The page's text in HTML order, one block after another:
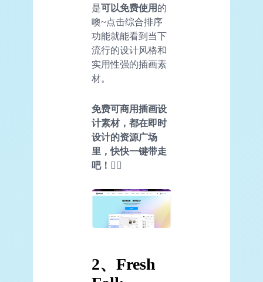
是可以免费使用 的
噢~点击综合排序
功能就能看到当下
流行的设计风格和
实用性强的插画素
材。
免费可商用插画设
计素材，都在即时
设计的资源广场
里，快快一键带走
吧！👇🏻
2、Fresh